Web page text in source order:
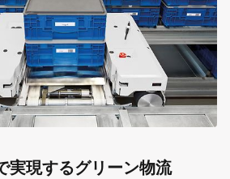
実現するグリーン物流